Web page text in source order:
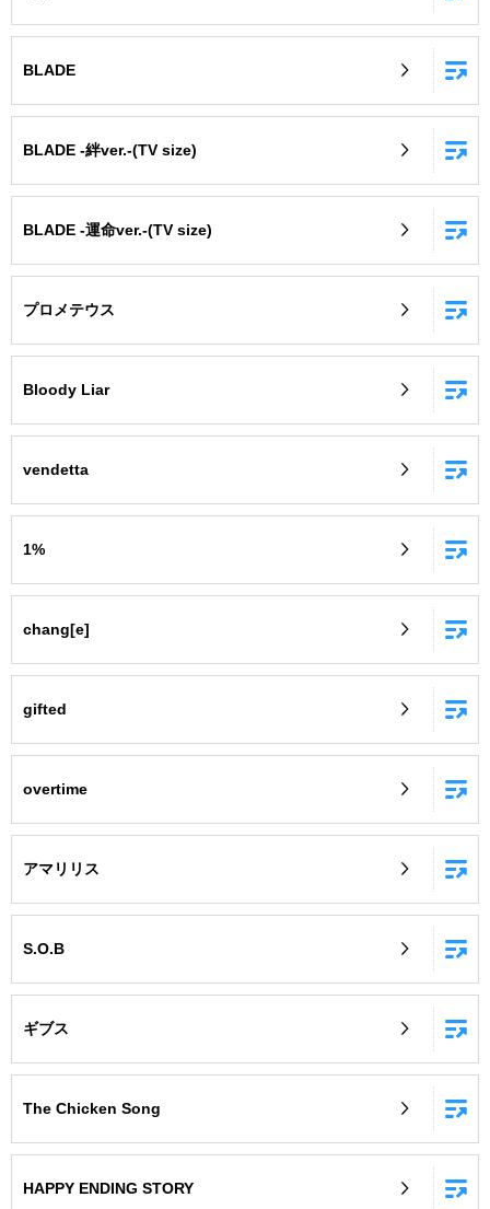
DAMの新曲・ランキングなど
自宅でカラオケ歌い放題！
BLADE
BLADE -絆ver.-(TV size)
BLADE -運命ver.-(TV size)
プロメテウス
Bloody Liar
vendetta
1%
chang[e]
gifted
overtime
アマリリス
S.O.B
ギブス
The Chicken Song
HAPPY ENDING STORY